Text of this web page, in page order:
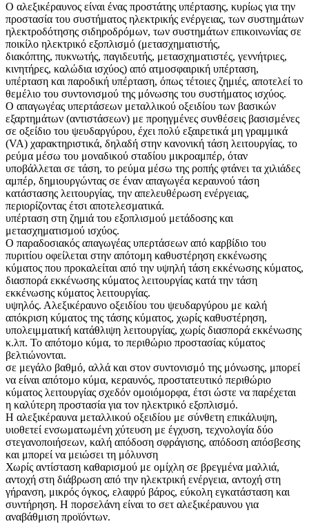
Ο αλεξικέραυνος είναι ένας προστάτης υπέρτασης, κυρίως για την
προστασία του συστήματος ηλεκτρικής ενέργειας, των συστημάτων
ηλεκτροδότησης σιδηροδρόμων, των συστημάτων επικοινωνίας σε
ποικίλο ηλεκτρικό εξοπλισμό (μετασχηματιστής,
διακόπτης, πυκνωτής, παγιδευτής, μετασχηματιστές, γεννήτριες,
κινητήρες, καλώδια ισχύος) από ατμοσφαιρική υπέρταση,
υπέρταση και παροδική υπέρταση, όπως τέτοιες ζημιές, αποτελεί το
θεμέλιο του συντονισμού της μόνωσης του συστήματος ισχύος.
Ο απαγωγέας υπερτάσεων μεταλλικού οξειδίου των βασικών
εξαρτημάτων (αντιστάσεων) με προηγμένες συνθέσεις βασισμένες
σε οξείδιο του ψευδαργύρου, έχει πολύ εξαιρετικά μη γραμμικά
(VA) χαρακτηριστικά, δηλαδή στην κανονική τάση λειτουργίας, το
ρεύμα μέσω του μοναδικού σταδίου μικροαμπέρ, όταν
υποβάλλεται σε τάση, το ρεύμα μέσω της ροπής φτάνει τα χιλιάδες
αμπέρ, δημιουργώντας σε έναν απαγωγέα κεραυνού τάση
κατάστασης λειτουργίας, την απελευθέρωση ενέργειας,
περιορίζοντας έτσι αποτελεσματικά.
υπέρταση στη ζημιά του εξοπλισμού μετάδοσης και
μετασχηματισμού ισχύος.
Ο παραδοσιακός απαγωγέας υπερτάσεων από καρβίδιο του
πυριτίου οφείλεται στην απότομη καθυστέρηση εκκένωσης
κύματος που προκαλείται από την υψηλή τάση εκκένωσης κύματος,
διασπορά εκκένωσης κύματος λειτουργίας κατά την τάση
εκκένωσης κύματος λειτουργίας.
υψηλός. Αλεξικέραυνο οξειδίου του ψευδαργύρου με καλή
απόκριση κύματος της τάσης κύματος, χωρίς καθυστέρηση,
υπολειμματική κατάθλιψη λειτουργίας, χωρίς διασπορά εκκένωσης
κ.λπ. Το απότομο κύμα, το περιθώριο προστασίας κύματος
βελτιώνονται.
σε μεγάλο βαθμό, αλλά και στον συντονισμό της μόνωσης, μπορεί
να είναι απότομο κύμα, κεραυνός, προστατευτικό περιθώριο
κύματος λειτουργίας σχεδόν ομοιόμορφα, έτσι ώστε να παρέχεται
η καλύτερη προστασία για τον ηλεκτρικό εξοπλισμό.
Η αλεξικέραυνα μεταλλικού οξειδίου με σύνθετη επικάλυψη,
υιοθετεί ενσωματωμένη χύτευση με έγχυση, τεχνολογία δύο
στεγανοποιήσεων, καλή απόδοση σφράγισης, απόδοση απόσβεσης
και μπορεί να μειώσει τη μόλυνση
Χωρίς αντίσταση καθαρισμού με ομίχλη σε βρεγμένα μαλλιά,
αντοχή στη διάβρωση από την ηλεκτρική ενέργεια, αντοχή στη
γήρανση, μικρός όγκος, ελαφρύ βάρος, εύκολη εγκατάσταση και
συντήρηση. Η πορσελάνη είναι το σετ αλεξικέραυνου για
αναβάθμιση προϊόντων.